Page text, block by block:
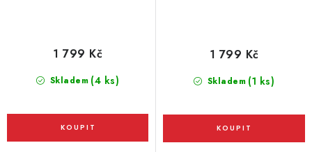
Skladem (4 ks)
1 799 Kč
Skladem (1 ks)
1 799 Kč